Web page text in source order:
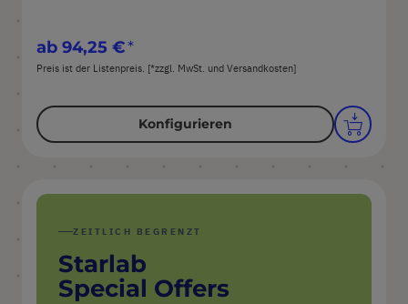
ab 94,25 €
Preis ist der Listenpreis. [*zzgl. MwSt. und Versandkosten]
Konfigurieren
ZEITLICH BEGRENZT
Starlab
Special Offers